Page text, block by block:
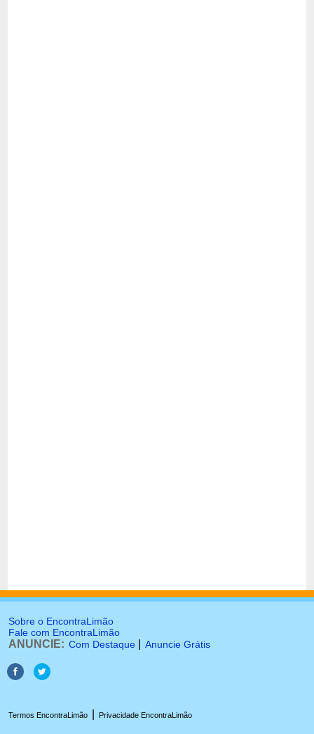
Sobre o EncontraLimão
Fale com EncontraLimão
ANUNCIE: Com Destaque Anuncie Grátis
Termos EncontraLimão Privacidade EncontraLimão